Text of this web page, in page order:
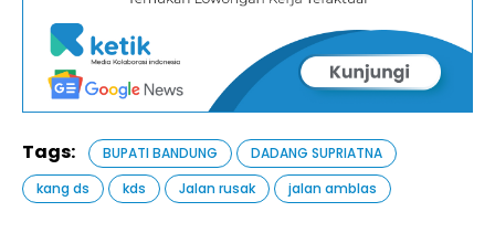
Tags: BUPATI BANDUNG
DADANG SUPRIATNA
kang ds
kds Jalan rusak jalan amblas